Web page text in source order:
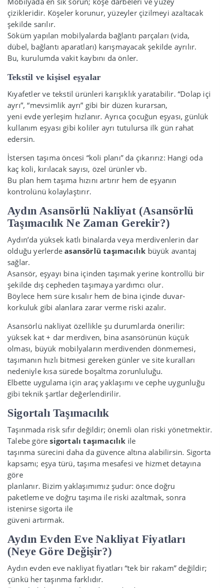
çizikleridir. Köşeler korunur, yüzeyler çizilmeyi azaltacak
şekilde sarılır.
Söküm yapılan mobilyalarda bağlantı parçaları (vida,
dübel, bağlantı aparatları) karışmayacak şekilde ayrılır.
Bu, kurulumda vakit kaybını da önler.
Tekstil ve kişisel eşyalar
Kıyafetler ve tekstil ürünleri karışıklık yaratabilir. “Dolap içi
ayrı”, “mevsimlik ayrı” gibi bir düzen kurarsan,
yeni evde yerleşim hızlanır. Ayrıca çocuğun eşyası, günlük
kullanım eşyası gibi koliler ayrı tutulursa ilk gün rahat
edersin.
İstersen taşıma öncesi “koli planı” da çıkarırız: Hangi oda
kaç koli, kırılacak sayısı, özel ürünler vb.
Bu plan hem taşıma hızını artırır hem de eşyanın
kontrolünü kolaylaştırır.
Aydın Asansörlü Nakliyat (Asansörlü
Taşımacılık Ne Zaman Gerekir?)
Aydın’da yüksek katlı binalarda veya merdivenlerin dar
olduğu yerlerdeasansörlü taşımacılık büyük avantaj
sağlar.
Asansör, eşyayı bina içinden taşımak yerine kontrollü bir
şekilde dış cepheden taşımaya yardımcı olur.
Böylece hem süre kısalır hem de bina içinde duvar-
korkuluk gibi alanlara zarar verme riski azalır.
Asansörlü nakliyat özellikle şu durumlarda önerilir:
yüksek kat + dar merdiven, bina asansörünün küçük
olması, büyük mobilyaların merdivenden dönmemesi,
taşımanın hızlı bitmesi gereken günler ve site kuralları
nedeniyle kısa sürede boşaltma zorunluluğu.
Elbette uygulama için araç yaklaşımı ve cephe uygunluğu
gibi teknik şartlar değerlendirilir.
Sigortalı Taşımacılık
Taşınmada risk sıfır değildir; önemli olan riski yönetmektir.
Talebe göresigortalı taşımacılık ile
taşınma sürecini daha da güvence altına alabilirsin. Sigorta
kapsamı; eşya türü, taşıma mesafesi ve hizmet detayına
göre
planlanır. Bizim yaklaşımımız şudur: önce doğru
paketleme ve doğru taşıma ile riski azaltmak, sonra
istenirse sigorta ile
güveni artırmak.
Aydın Evden Eve Nakliyat Fiyatları
(Neye Göre Değişir?)
Aydın evden eve nakliyat fiyatları “tek bir rakam” değildir;
çünkü her taşınma farklıdır.